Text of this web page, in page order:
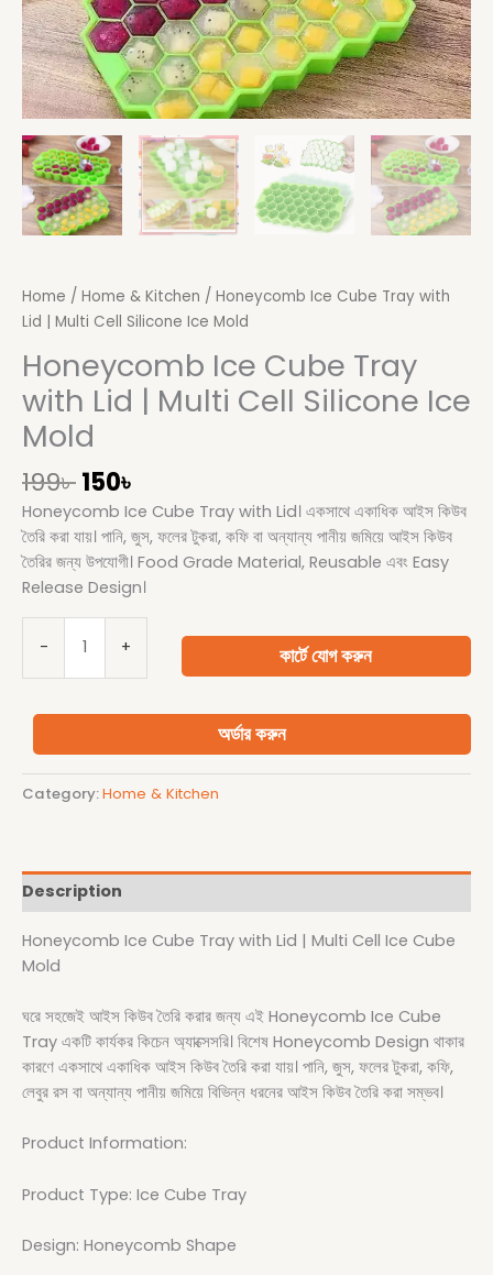
Home / Home & Kitchen / Honeycomb Ice Cube Tray with
Lid | Multi Cell Silicone Ice Mold
Honeycomb Ice Cube Tray
with Lid | Multi Cell Silicone Ice
Mold
199৳150৳
Honeycomb Ice Cube Tray with Lid। একসাথে একাধিক আইস কিউব
তৈরি করা যায়। পানি, জুস, ফলের টুকরা, কফি বা অন্যান্য পানীয় জমিয়ে আইস কিউব
তৈরির জন্য উপযোগী। Food Grade Material, Reusable এবং Easy
Release Design।
- + কার্টে যোগ করুন
অর্ডার করুন
Category:Home & Kitchen
Description
Honeycomb Ice Cube Tray with Lid | Multi Cell Ice Cube
Mold
ঘরে সহজেই আইস কিউব তৈরি করার জন্য এই Honeycomb Ice Cube
Tray একটি কার্যকর কিচেন অ্যাক্সেসরি। বিশেষ Honeycomb Design থাকার
কারণে একসাথে একাধিক আইস কিউব তৈরি করা যায়। পানি, জুস, ফলের টুকরা, কফি,
লেবুর রস বা অন্যান্য পানীয় জমিয়ে বিভিন্ন ধরনের আইস কিউব তৈরি করা সম্ভব।
Product Information:
Product Type: Ice Cube Tray
Design: Honeycomb Shape